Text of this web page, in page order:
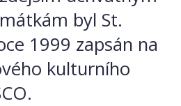
byl St.
1999 zapsán na
kulturního